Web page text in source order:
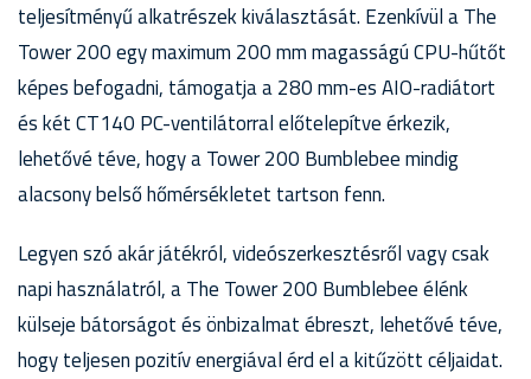
teljesítményű alkatrészek kiválasztását. Ezenkívül a The
Tower 200 egy maximum 200 mm magasságú CPU-hűtőt
képes befogadni, támogatja a 280 mm-es AIO-radiátort
és két CT140 PC-ventilátorral előtelepítve érkezik,
lehetővé téve, hogy a Tower 200 Bumblebee mindig
alacsony belső hőmérsékletet tartson fenn.
Legyen szó akár játékról, videószerkesztésről vagy csak
napi használatról, a The Tower 200 Bumblebee élénk
külseje bátorságot és önbizalmat ébreszt, lehetővé téve,
hogy teljesen pozitív energiával érd el a kitűzött céljaidat.